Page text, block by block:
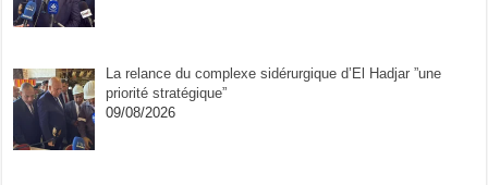
La relance du complexe sidérurgique d’El Hadjar ”une
priorité stratégique”
09/08/2026